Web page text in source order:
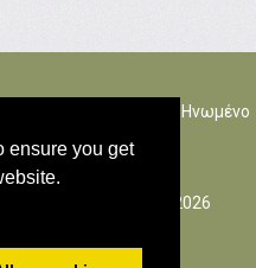
ensure you get
Wiltshire, SN15 2JZ. Ηνωμένο
του περιεχομένου 2026